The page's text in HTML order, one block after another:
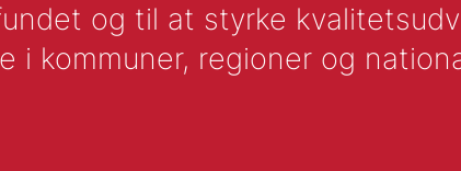
og til at styrke
i kommuner, regioner og